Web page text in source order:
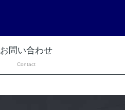
お問い合わせ
Contact